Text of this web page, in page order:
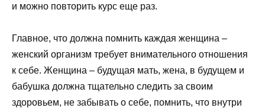
и можно повторить курс еще раз.
Главное, что должна помнить каждая женщина –
женский организм требует внимательного отношения
к себе. Женщина – будущая мать, жена, в будущем и
бабушка должна тщательно следить за своим
здоровьем, не забывать о себе, помнить, что внутри